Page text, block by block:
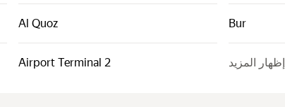
Al Quoz Bur
Airport Terminal 2 إظهار المزيد